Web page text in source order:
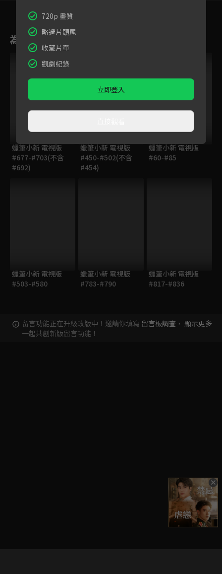
為您推薦
蠟筆小新 電視版
#677-#703(不含
#692)
蠟筆小新 電視版
#450-#502(不含
#454)
蠟筆小新 電視版
#60-#85
蠟筆小新 電視版
#503-#580
蠟筆小新 電視版
#783-#790
蠟筆小新 電視版
#817-#836
留言功能正在升級改版中！邀請你填寫 留言板調查 ，
一起共創新版留言功能！
顯示更多
720p 畫質
略過片頭尾
收藏片單
觀劇紀錄
立即登入